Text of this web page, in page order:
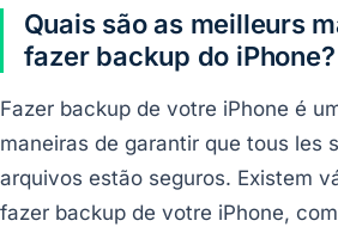
Quais são as meilleurs
fazer backup do iPhone?
Fazer backup de votre iPhone é
maneiras de garantir que tous les
arquivos estão seguros. Existem
fazer backup de votre iPhone,